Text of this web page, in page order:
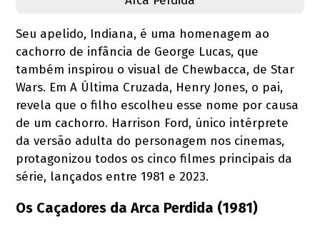
Seu apelido, Indiana, é uma homenagem ao
cachorro de infância de George Lucas, que
também inspirou o visual de Chewbacca, de Star
Wars. Em A Última Cruzada, Henry Jones, o pai,
revela que o filho escolheu esse nome por causa
de um cachorro. Harrison Ford, único intérprete
da versão adulta do personagem nos cinemas,
protagonizou todos os cinco filmes principais da
série, lançados entre 1981 e 2023.
Os Caçadores da Arca Perdida (1981)